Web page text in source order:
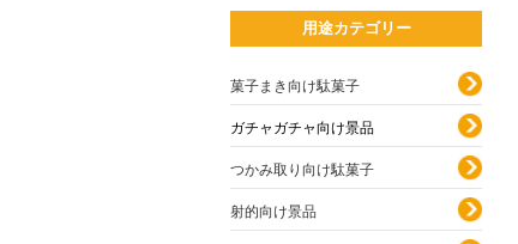
用途カテゴリー
菓子まき向け駄菓子
ガチャガチャ向け景品
つかみ取り向け駄菓子
射的向け景品